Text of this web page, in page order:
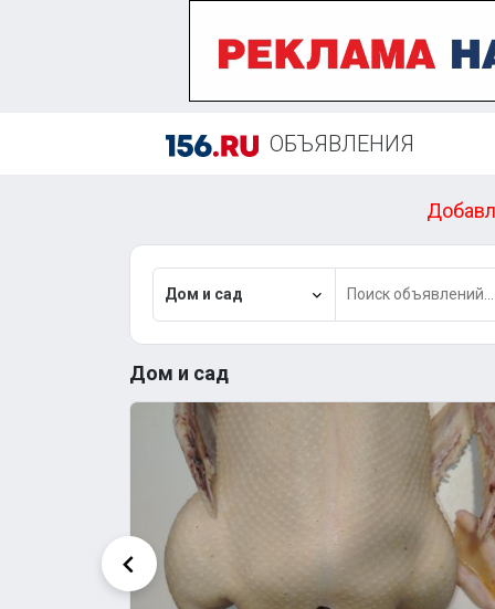
ОБЪЯВЛЕНИЯ
Дом и сад
Дом и сад